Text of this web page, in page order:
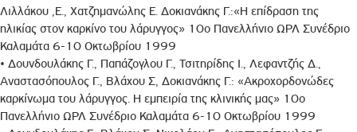
Λιλλάκου ,Ε., Χατζημανώλης Ε. Δοκιανάκης Γ.:«Η επίδραση της
ηλικίας στον καρκίνο του λάρυγγος» 10ο Πανελλήνιο ΩΡΛ Συνέδριο
Καλαμάτα 6-10 Οκτωβρίου 1999
• Δουνδουλάκης Γ., Παπάζογλου Γ., Τσιτηρίδης Ι., Λεφαντζής Δ.,
Αναστασόπουλος Γ., Βλάχου Σ, Δοκιανάκης Γ.: «Ακροχορδονώδες
καρκίνωμα του λάρυγγος. Η εμπειρία της κλινικής μας» 10ο
Πανελλήνιο ΩΡΛ Συνέδριο Καλαμάτα 6-10 Οκτωβρίου 1999